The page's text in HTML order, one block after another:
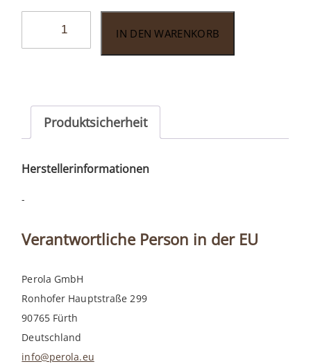
IN DEN WARENKORB
Produktsicherheit
Herstellerinformationen
-
Verantwortliche Person in der EU
Perola GmbH
Ronhofer Hauptstraße 299
90765 Fürth
Deutschland
info@perola.eu